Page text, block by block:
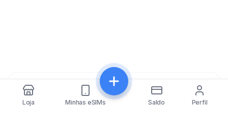
Compartilhar
Loja Minhas eSIMs Saldo Perfil